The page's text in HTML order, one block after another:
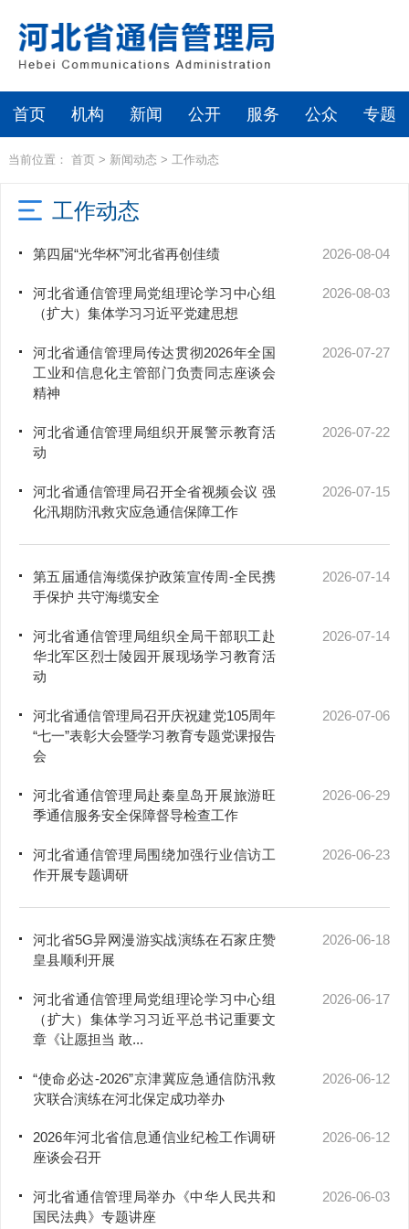
首页 机构 新闻 公开 服务 公众 专题
当前位置： 首页> 新闻动态 > 工作动态
工作动态
第四届“光华杯”河北省再创佳绩 2026-08-04
河北省通信管理局党组理论学习中心组
（扩大）集体学习习近平党建思想
2026-08-03
河北省通信管理局传达贯彻2026年全国
工业和信息化主管部门负责同志座谈会
精神
2026-07-27
河北省通信管理局组织开展警示教育活
动
2026-07-22
河北省通信管理局召开全省视频会议 强
化汛期防汛救灾应急通信保障工作
2026-07-15
第五届通信海缆保护政策宣传周-全民携
手保护 共守海缆安全
2026-07-14
河北省通信管理局组织全局干部职工赴
华北军区烈士陵园开展现场学习教育活
动
2026-07-14
河北省通信管理局召开庆祝建党105周年
“七一”表彰大会暨学习教育专题党课报告
会
2026-07-06
河北省通信管理局赴秦皇岛开展旅游旺
季通信服务安全保障督导检查工作
2026-06-29
河北省通信管理局围绕加强行业信访工
作开展专题调研
2026-06-23
河北省5G异网漫游实战演练在石家庄赞
皇县顺利开展
2026-06-18
河北省通信管理局党组理论学习中心组
（扩大）集体学习习近平总书记重要文
章《让愿担当 敢...
2026-06-17
“使命必达-2026”京津冀应急通信防汛救
灾联合演练在河北保定成功举办
2026-06-12
2026年河北省信息通信业纪检工作调研
座谈会召开
2026-06-12
河北省通信管理局举办《中华人民共和
国民法典》专题讲座
2026-06-03